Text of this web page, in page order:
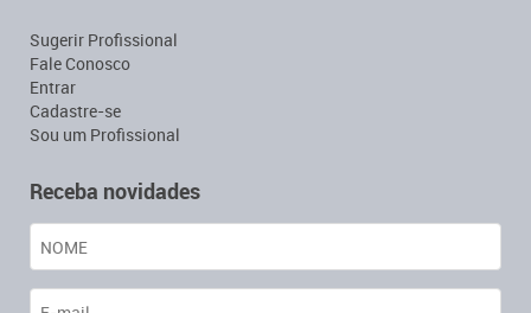
Sugerir Profissional
Fale Conosco
Entrar
Cadastre-se
Sou um Profissional
Receba novidades